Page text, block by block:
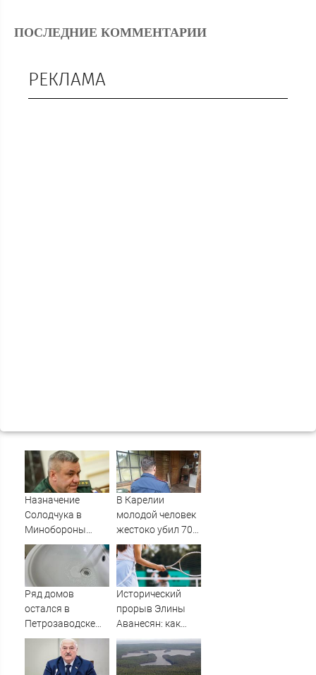
ПОСЛЕДНИЕ КОММЕНТАРИИ
РЕКЛАМА
Назначение
Солодчука в
Минобороны
костромичи
встретили с
гордостью
В Карелии
молодой человек
жестоко убил 70-
летнего соседа
Ряд домов
остался в
Петрозаводске
без горячей воды
Исторический
прорыв Элины
Аванесян: как
теннисистка
стала надеждой
Армении